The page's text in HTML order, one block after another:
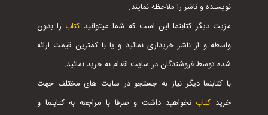
نویسنده و ناشر را ملاحظه نمایند.
مزیت دیگر کتابنما این است که شما میتوانید کتاب را بدون
واسطه و از ناشر خریداری نمائید و یا با کمترین قیمت ارائه
شده توسط فروشندگان در سایت اقدام به خرید نمائید.
با کتابنما دیگر نیاز به جستجو در سایت های مختلف جهت
خرید کتابنخواهید داشت و صرفا با مراجعه به کتابنما و